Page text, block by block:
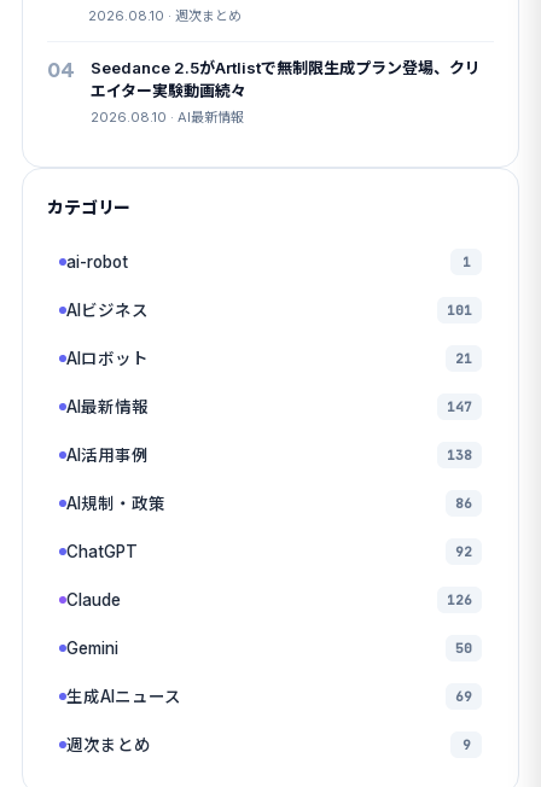
2026.08.10 · 週次まとめ
04
Seedance 2.5がArtlistで無制限生成プラン登場、クリ
エイター実験動画続々
2026.08.10 · AI最新情報
カテゴリー
ai-robot 1
AIビジネス 101
AIロボット 21
AI最新情報 147
AI活用事例 138
AI規制・政策 86
ChatGPT 92
Claude 126
Gemini 50
生成AIニュース 69
週次まとめ 9